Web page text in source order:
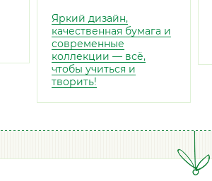
Яркий дизайн,
качественная бумага и
современные
коллекции — всё,
чтобы учиться и
творить!